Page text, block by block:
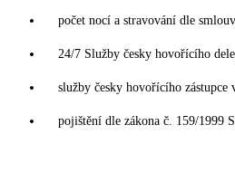
počet nocí a stravování dle
24/7 Služby česky hovořícího
služby česky hovořícího zástupce
pojištění dle zákona č. 159/1999